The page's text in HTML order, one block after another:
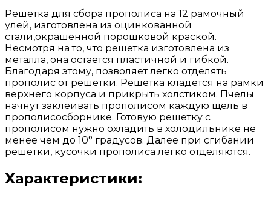
Решетка для сбора прополиса на 12 рамочный
улей, изготовлена из оцинкованной
стали,окрашенной порошковой краской.
Несмотря на то, что решетка изготовлена из
металла, она остается пластичной и гибкой.
Благодаря этому, позволяет легко отделять
прополис от решетки. Решетка кладется на рамки
верхнего корпуса и прикрыть холстиком. Пчелы
начнут заклеивать прополисом каждую щель в
прополисосборнике. Готовую решетку с
прополисом нужно охладить в холодильнике не
менее чем до 10° градусов. Далее при сгибании
решетки, кусочки прополиса легко отделяются.
Характеристики: